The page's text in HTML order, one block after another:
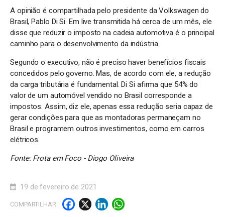
A opinião é compartilhada pelo presidente da Volkswagen do
Brasil, Pablo Di Si. Em live transmitida há cerca de um mês, ele
disse que reduzir o imposto na cadeia automotiva é o principal
caminho para o desenvolvimento da indústria.
Segundo o executivo, não é preciso haver benefícios fiscais
concedidos pelo governo. Mas, de acordo com ele, a redução
da carga tributária é fundamental. Di Si afirma que 54% do
valor de um automóvel vendido no Brasil corresponde a
impostos. Assim, diz ele, apenas essa redução seria capaz de
gerar condições para que as montadoras permaneçam no
Brasil e programem outros investimentos, como em carros
elétricos.
Fonte: Frota em Foco - Diogo Oliveira
19 de fevereiro de 2021
COMPARTILHAR
F X Li W